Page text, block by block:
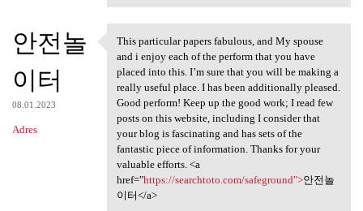
안전놀
이터
08.01.2023
Adres
This particular papers
This particular papers fabulous, and My spouse
and i enjoy each of the perform that you have
placed into this. I’m sure that you will be making a
really useful place. I has been additionally pleased.
Good perform! Keep up the good work; I read few
posts on this website, including I consider that
your blog is fascinating and has sets of the
fantastic piece of information. Thanks for your
valuable efforts. <a
href="https://searchtoto.com/safeground">안전놀
이터</a>